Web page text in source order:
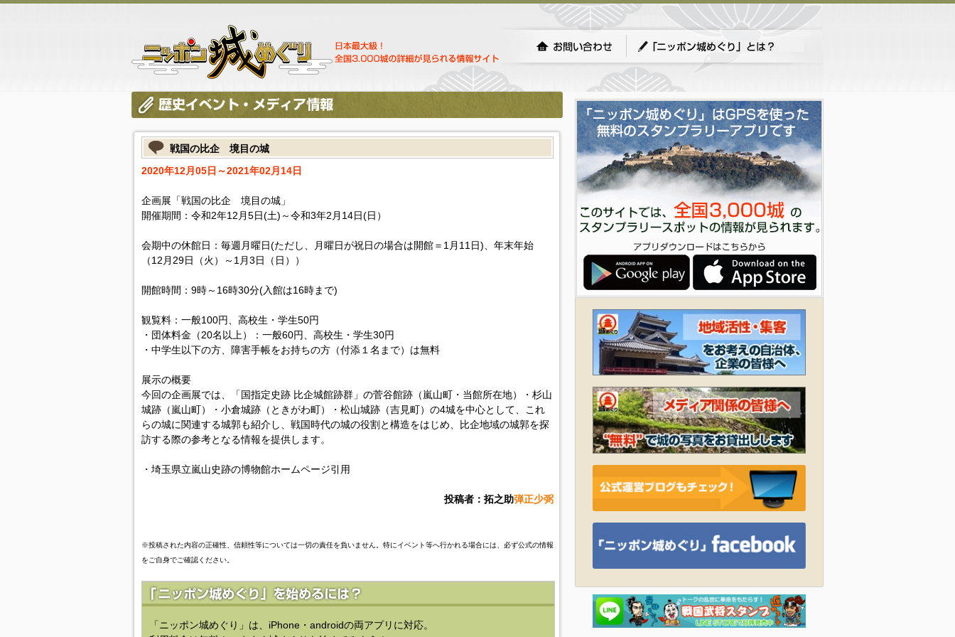
戦国の比企 境目の城
2020年12月05日～2021年02月14日
企画展「戦国の比企 境目の城」
開催期間：令和2年12月5日(土)～令和3年2月14日(日）
会期中の休館日：毎週月曜日(ただし、月曜日が祝日の場合は開館＝1月11日)、年末年始
（12月29日（火）～1月3日（日））
開館時間：9時～16時30分(入館は16時まで)
観覧料：一般100円、高校生・学生50円
・団体料金（20名以上）：一般60円、高校生・学生30円
・中学生以下の方、障害手帳をお持ちの方（付添１名まで）は無料
展示の概要
今回の企画展では、「国指定史跡 比企城館跡群」の菅谷館跡（嵐山町・当館所在地）・杉山
城跡（嵐山町）・小倉城跡（ときがわ町）・松山城跡（吉見町）の4城を中心として、これ
らの城に関連する城郭も紹介し、戦国時代の城の役割と構造をはじめ、比企地域の城郭を探
訪する際の参考となる情報を提供します。
・埼玉県立嵐山史跡の博物館ホームページ引用
投稿者：拓之助弾正少弼
※投稿された内容の正確性、信頼性等については一切の責任を負いません。特にイベント等へ行かれる場合には、必ず公式の情報
をご自身でご確認ください。
「ニッポン城めぐり」は、iPhone・androidの両アプリに対応。